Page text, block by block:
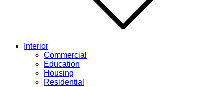
Interior
Commercial
Education
Housing
Residential